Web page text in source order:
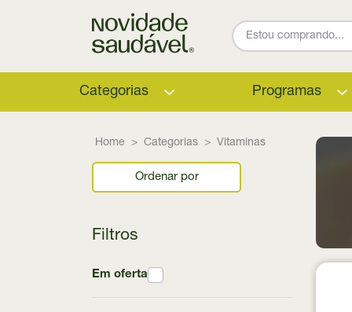
Categorias Programas
Home Categorias Vitaminas
Ordenar por
Filtros
Em oferta